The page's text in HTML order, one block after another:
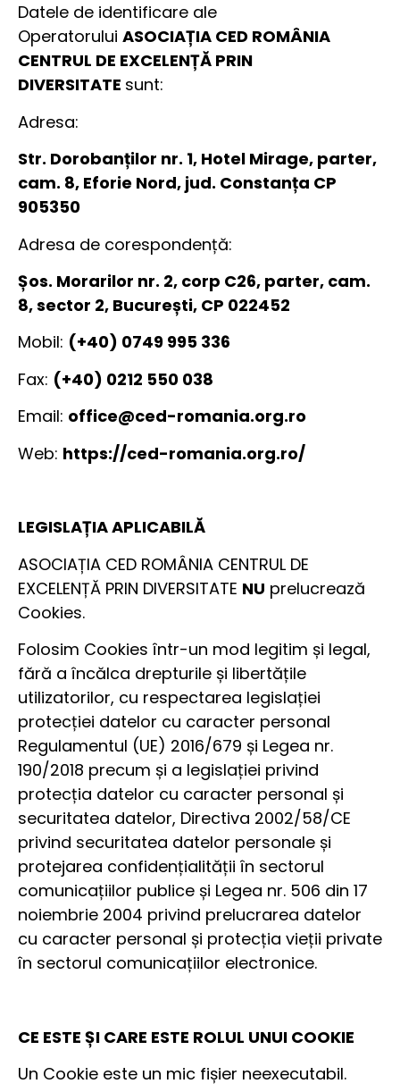
Datele de identificare ale
Operatorului ASOCIAȚIA CED ROMÂNIA
CENTRUL DE EXCELENȚĂ PRIN
DIVERSITATE sunt:
Adresa:
Str. Dorobanților nr. 1, Hotel Mirage, parter,
cam. 8, Eforie Nord, jud. Constanța CP
905350
Adresa de corespondență:
Șos. Morarilor nr. 2, corp C26, parter, cam.
8, sector 2, București, CP 022452
Mobil: (+40) 0749 995 336
Fax: (+40) 0212 550 038
Email: office@ced-romania.org.ro
Web: https://ced-romania.org.ro/
LEGISLAȚIA APLICABILĂ
ASOCIAȚIA CED ROMÂNIA CENTRUL DE
EXCELENȚĂ PRIN DIVERSITATE NU prelucrează
Cookies.
Folosim Cookies într-un mod legitim și legal,
fără a încălca drepturile și libertățile
utilizatorilor, cu respectarea legislației
protecției datelor cu caracter personal
Regulamentul (UE) 2016/679 și Legea nr.
190/2018 precum și a legislației privind
protecția datelor cu caracter personal și
securitatea datelor, Directiva 2002/58/CE
privind securitatea datelor personale și
protejarea confidențialității în sectorul
comunicațiilor publice și Legea nr. 506 din 17
noiembrie 2004 privind prelucrarea datelor
cu caracter personal și protecția vieții private
în sectorul comunicațiilor electronice.
CE ESTE ȘI CARE ESTE ROLUL UNUI COOKIE
Un Cookie este un mic fișier neexecutabil.